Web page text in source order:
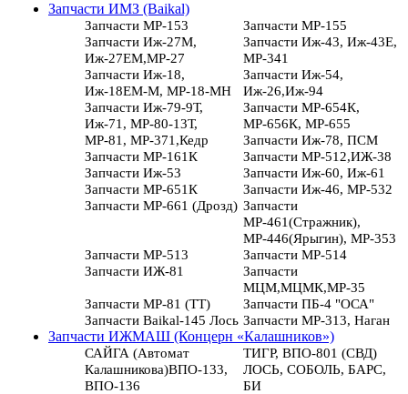
Запчасти ИМЗ (Baikal)
Запчасти МР-153
Запчасти МР-155
Запчасти Иж-27М,
Иж-27ЕМ,МР-27
Запчасти Иж-43, Иж-43Е,
МР-341
Запчасти Иж-18,
Иж-18ЕМ-М, МР-18-МН
Запчасти Иж-54,
Иж-26,Иж-94
Запчасти Иж-79-9Т,
Иж-71, МР-80-13Т,
МР-81, МР-371,Кедр
Запчасти МР-654К,
МР-656К, МР-655
Запчасти Иж-78, ПСМ
Запчасти МР-161К
Запчасти МР-512,ИЖ-38
Запчасти Иж-53
Запчасти Иж-60, Иж-61
Запчасти МР-651К
Запчасти Иж-46, МР-532
Запчасти МР-661 (Дрозд) Запчасти
МР-461(Стражник),
МР-446(Ярыгин), МР-353
Запчасти МР-513
Запчасти МР-514
Запчасти ИЖ-81
Запчасти
МЦМ,МЦМК,МР-35
Запчасти МР-81 (ТТ)
Запчасти ПБ-4 "ОСА"
Запчасти Baikal-145 Лось Запчасти МР-313, Наган
Запчасти ИЖМАШ (Концерн «Калашников»)
САЙГА (Автомат
Калашникова)ВПО-133,
ВПО-136
ТИГР, ВПО-801 (СВД)
ЛОСЬ, СОБОЛЬ, БАРС,
БИ